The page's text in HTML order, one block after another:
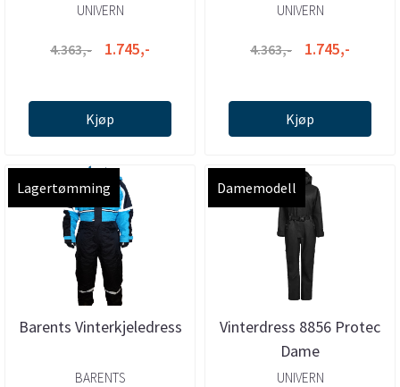
UNIVERN
4.363,- 1.745,-
Kjøp
UNIVERN
4.363,- 1.745,-
Kjøp
Lagertømming
Barents Vinterkjeledress
BARENTS
Damemodell
Vinterdress 8856 Protec
Dame
UNIVERN